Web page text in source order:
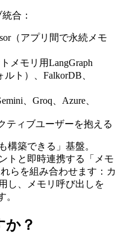
合：
（アプリ間で永続メモ
メモリ用LangGraph
ト）、FalkorDB、
、Groq、Azure、
ティブユーザーを抱える
構築できる」基盤。
トと即時連携する「メモ
らを組み合わせます：カ
し、メモリ呼び出しを
。
か？